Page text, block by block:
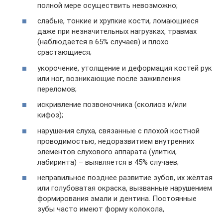
полной мере осуществить невозможно;
слабые, тонкие и хрупкие кости, ломающиеся
даже при незначительных нагрузках, травмах
(наблюдается в 65% случаев) и плохо
срастающиеся;
укорочение, утолщение и деформация костей рук
или ног, возникающие после заживления
переломов;
искривление позвоночника (сколиоз и/или
кифоз);
нарушения слуха, связанные с плохой костной
проводимостью, недоразвитием внутренних
элементов слухового аппарата (улитки,
лабиринта) – выявляется в 45% случаев;
неправильное позднее развитие зубов, их жёлтая
или голубоватая окраска, вызванные нарушением
формирования эмали и дентина. Постоянные
зубы часто имеют форму колокола,